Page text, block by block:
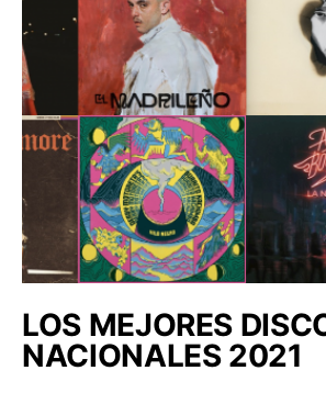
LOS MEJORES
NACIONALES 2021